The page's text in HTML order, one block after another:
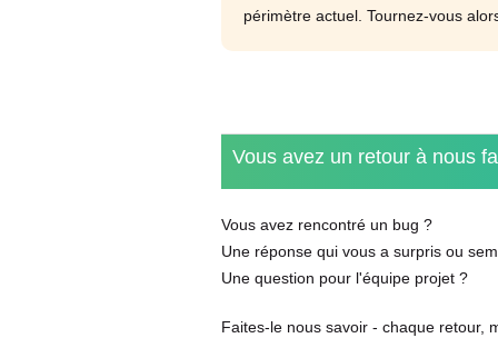
périmètre actuel. Tournez-vous
Vous avez un retour à nous
Vous avez rencontré un bug ?
Une réponse qui vous a surpris ou
Une question pour l'équipe projet ?
Faites-le nous savoir - chaque retour,